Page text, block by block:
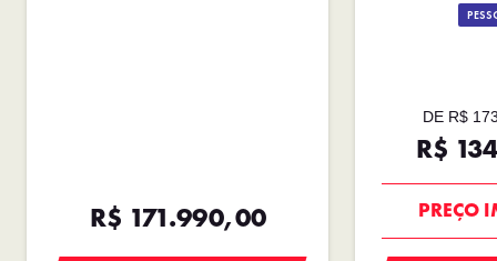
R$ 171.990,00
DE R$
R$
PREÇO